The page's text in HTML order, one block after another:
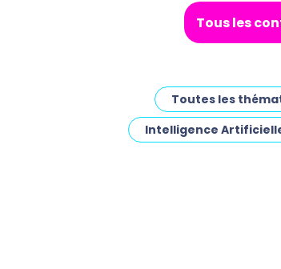
Tous les
Toutes les
Intelligence